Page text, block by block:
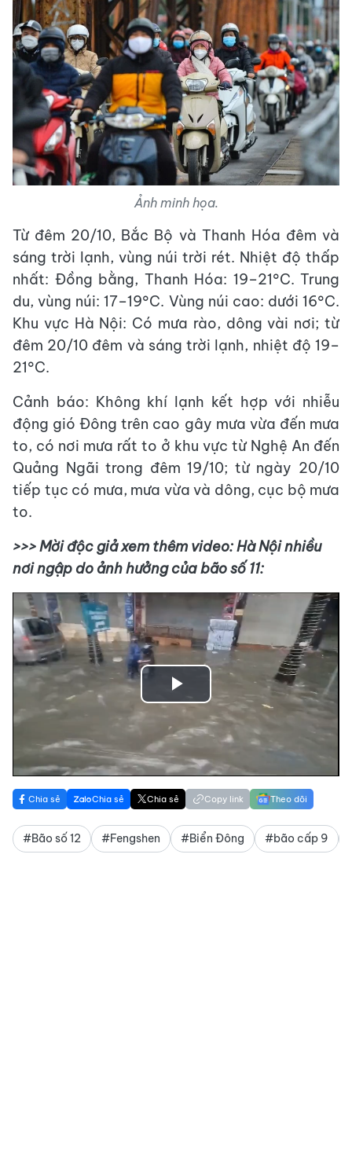
Ảnh minh họa.
Từ đêm 20/10, Bắc Bộ và Thanh Hóa đêm và
sáng trời lạnh, vùng núi trời rét. Nhiệt độ thấp
nhất: Đồng bằng, Thanh Hóa: 19–21°C. Trung
du, vùng núi: 17–19°C. Vùng núi cao: dưới 16°C.
Khu vực Hà Nội: Có mưa rào, dông vài nơi; từ
đêm 20/10 đêm và sáng trời lạnh, nhiệt độ 19–
21°C.
Cảnh báo: Không khí lạnh kết hợp với nhiễu
động gió Đông trên cao gây mưa vừa đến mưa
to, có nơi mưa rất to ở khu vực từ Nghệ An đến
Quảng Ngãi trong đêm 19/10; từ ngày 20/10
tiếp tục có mưa, mưa vừa và dông, cục bộ mưa
to.
>>> Mời độc giả xem thêm video: Hà Nội nhiều
nơi ngập do ảnh hưởng của bão số 11:
Play
Video
Chia sẻ Chia sẻ Chia sẻ Copy link Theo dõi
#Bão số 12 #Fengshen #Biển Đông #bão cấp 9